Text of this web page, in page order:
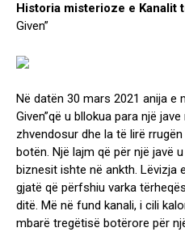
Historia misterioze e Kanalit
Given”
Në datën 30 mars 2021 anija e
Given”që u bllokua para një
zhvendosur dhe la të lirë
botën. Një lajm që për një javë
biznesit ishte në ankth. Lëvizja
gjatë që përfshiu varka
ditë. Më në fund kanali, i cili
mbarë tregëtisë botërore për